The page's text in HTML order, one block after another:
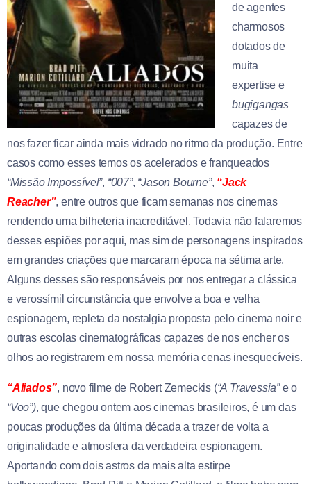
de agentes
charmosos
dotados de
muita
expertise e
bugigangas
capazes de
nos fazer ficar ainda mais vidrado no ritmo da produção. Entre
casos como esses temos os acelerados e franqueados
“Missão Impossível”, “007”, “Jason Bourne”, “Jack
Reacher”, entre outros que ficam semanas nos cinemas
rendendo uma bilheteria inacreditável. Todavia não falaremos
desses espiões por aqui, mas sim de personagens inspirados
em grandes criações que marcaram época na sétima arte.
Alguns desses são responsáveis por nos entregar a clássica
e verossímil circunstância que envolve a boa e velha
espionagem, repleta da nostalgia proposta pelo cinema noir e
outras escolas cinematográficas capazes de nos encher os
olhos ao registrarem em nossa memória cenas inesquecíveis.
“Aliados”, novo filme de Robert Zemeckis (“A Travessia”e o
“Voo”), que chegou ontem aos cinemas brasileiros, é um das
poucas produções da última década a trazer de volta a
originalidade e atmosfera da verdadeira espionagem.
Aportando com dois astros da mais alta estirpe